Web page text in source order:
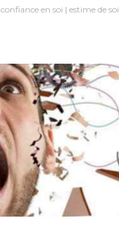
confiance en soi estime de soi